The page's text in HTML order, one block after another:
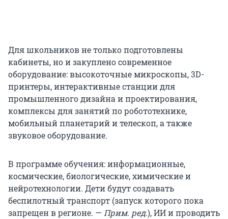
Для школьников не только подготовлены
кабинеты, но и закуплено современное
оборудование: высокоточные микроскопы, 3D-
принтеры, интерактивные станции для
промышленного дизайна и проектирования,
комплексы для занятий по робототехнике,
мобильный планетарий и телескоп, а также
звуковое оборудование.
В программе обучения: информационные,
космические, биологические, химические и
нейротехнологии. Дети будут создавать
беспилотный транспорт (запуск которого пока
запрещен в регионе. — Прим. ред.), ИИ и проводить